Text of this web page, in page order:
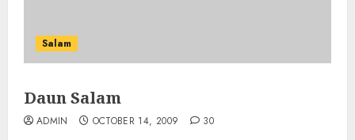
Salam
Daun Salam
ADMIN OCTOBER 14, 2009 30